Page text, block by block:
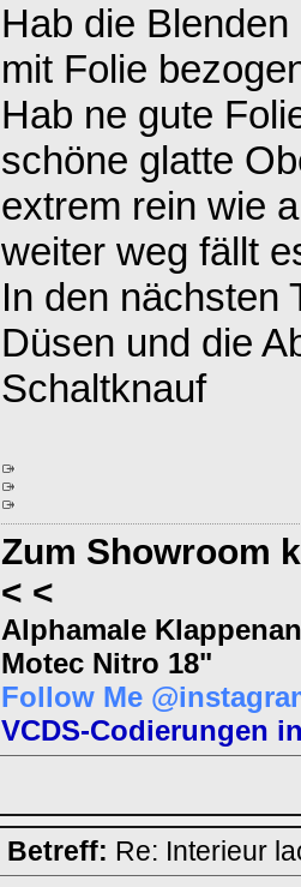
automatisch einloggen.
Ich habe mein Passwort
vergessen Registrieren
Hab die
mit Folie
Hab ne gute
schöne glatte
extrem rein wie
weiter weg fällt
In den nächsten
Düsen und die
Schaltknauf
Zum Showroom
< <
Alphamale
Motec Nitro 18"
Follow Me
VCDS-Codierungen
Betreff: Re: Interieur